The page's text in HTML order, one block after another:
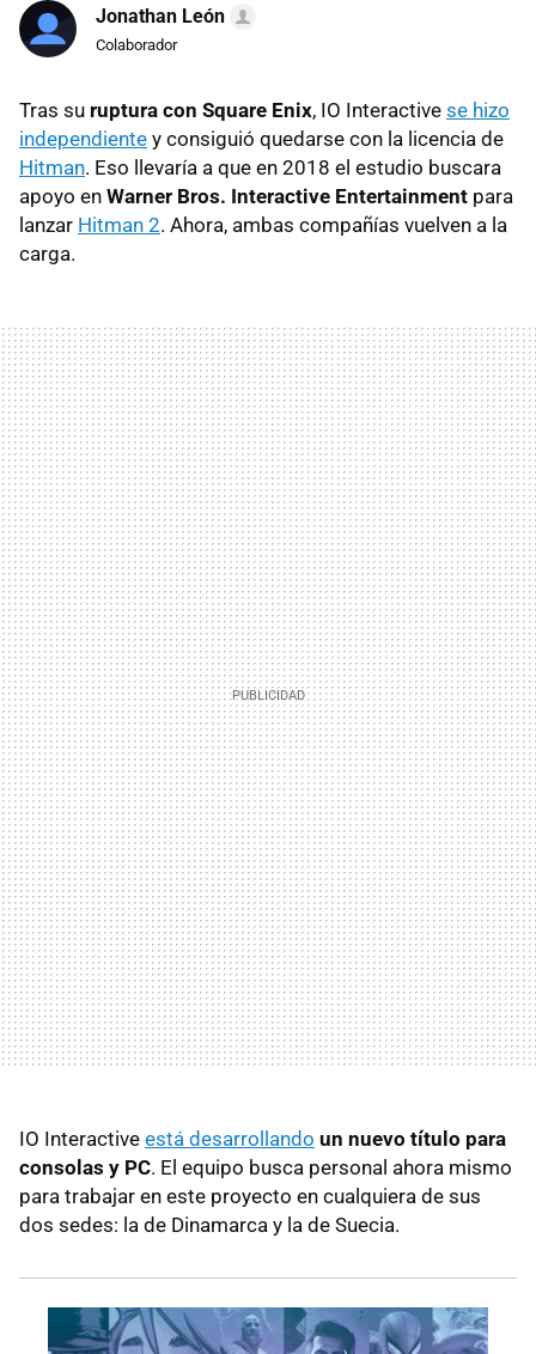
Jonathan León
Colaborador
Tras su ruptura con Square Enix, IO Interactive se hizo
independiente y consiguió quedarse con la licencia de
Hitman. Eso llevaría a que en 2018 el estudio buscara
apoyo en Warner Bros. Interactive Entertainment para
lanzar Hitman 2. Ahora, ambas compañías vuelven a la
carga.
IO Interactive está desarrollando un nuevo título para
consolas y PC. El equipo busca personal ahora mismo
para trabajar en este proyecto en cualquiera de sus
dos sedes: la de Dinamarca y la de Suecia.